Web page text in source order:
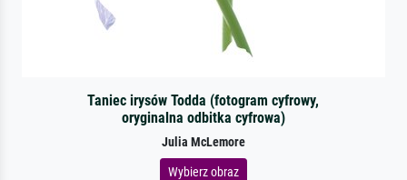
Taniec irysów Todda (fotogram cyfrowy,
oryginalna odbitka cyfrowa)
Julia McLemore
Wybierz obraz